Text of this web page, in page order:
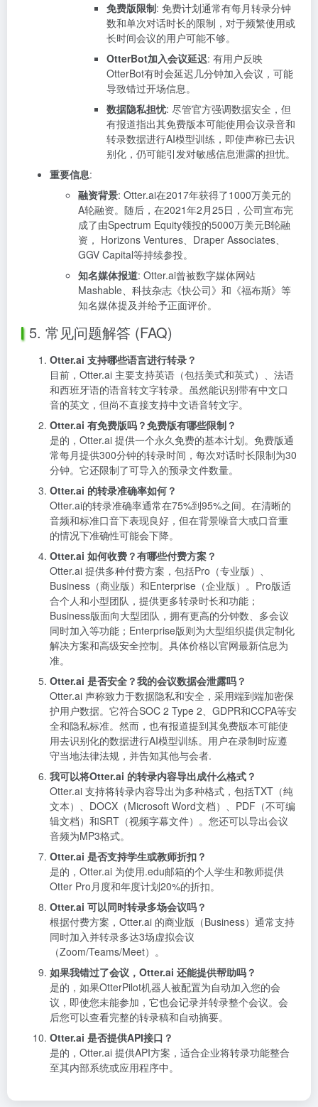
免费版限制: 免费计划通常有每月转录分钟
数和单次对话时长的限制，对于频繁使用或
长时间会议的用户可能不够。
OtterBot加入会议延迟: 有用户反映
OtterBot有时会延迟几分钟加入会议，可能
导致错过开场信息。
数据隐私担忧: 尽管官方强调数据安全，但
有报道指出其免费版本可能使用会议录音和
转录数据进行AI模型训练，即使声称已去识
别化，仍可能引发对敏感信息泄露的担忧。
重要信息:
融资背景: Otter.ai在2017年获得了1000万美元的
A轮融资。随后，在2021年2月25日，公司宣布完
成了由Spectrum Equity领投的5000万美元B轮融
资， Horizons Ventures、Draper Associates、
GGV Capital等持续参投。
知名媒体报道: Otter.ai曾被数字媒体网站
Mashable、科技杂志《快公司》和《福布斯》等
知名媒体提及并给予正面评价。
5. 常见问题解答 (FAQ)
Otter.ai 支持哪些语言进行转录？
目前，Otter.ai 主要支持英语（包括美式和英式）、法语
和西班牙语的语音转文字转录。虽然能识别带有中文口
音的英文，但尚不直接支持中文语音转文字。
Otter.ai 有免费版吗？免费版有哪些限制？
是的，Otter.ai 提供一个永久免费的基本计划。免费版通
常每月提供300分钟的转录时间，每次对话时长限制为30
分钟。它还限制了可导入的预录文件数量。
Otter.ai 的转录准确率如何？
Otter.ai的转录准确率通常在75%到95%之间。在清晰的
音频和标准口音下表现良好，但在背景噪音大或口音重
的情况下准确性可能会下降。
Otter.ai 如何收费？有哪些付费方案？
Otter.ai 提供多种付费方案，包括Pro（专业版）、
Business（商业版）和Enterprise（企业版）。Pro版适
合个人和小型团队，提供更多转录时长和功能；
Business版面向大型团队，拥有更高的分钟数、多会议
同时加入等功能；Enterprise版则为大型组织提供定制化
解决方案和高级安全控制。具体价格以官网最新信息为
准。
Otter.ai 是否安全？我的会议数据会泄露吗？
Otter.ai 声称致力于数据隐私和安全，采用端到端加密保
护用户数据。它符合SOC 2 Type 2、GDPR和CCPA等安
全和隐私标准。然而，也有报道提到其免费版本可能使
用去识别化的数据进行AI模型训练。用户在录制时应遵
守当地法律法规，并告知其他与会者.
我可以将Otter.ai 的转录内容导出成什么格式？
Otter.ai 支持将转录内容导出为多种格式，包括TXT（纯
文本）、DOCX（Microsoft Word文档）、PDF（不可编
辑文档）和SRT（视频字幕文件）。您还可以导出会议
音频为MP3格式。
Otter.ai 是否支持学生或教师折扣？
是的，Otter.ai 为使用.edu邮箱的个人学生和教师提供
Otter Pro月度和年度计划20%的折扣。
Otter.ai 可以同时转录多场会议吗？
根据付费方案，Otter.ai 的商业版（Business）通常支持
同时加入并转录多达3场虚拟会议
（Zoom/Teams/Meet）。
如果我错过了会议，Otter.ai 还能提供帮助吗？
是的，如果OtterPilot机器人被配置为自动加入您的会
议，即使您未能参加，它也会记录并转录整个会议。会
后您可以查看完整的转录稿和自动摘要。
Otter.ai 是否提供API接口？
是的，Otter.ai 提供API方案，适合企业将转录功能整合
至其内部系统或应用程序中。